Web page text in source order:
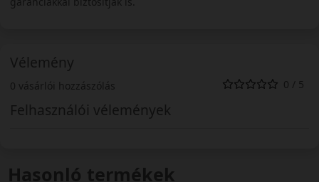
Vélemény
0 vásárlói hozzászólás 0 / 5
Felhasználói vélemények
Hasonló termékek